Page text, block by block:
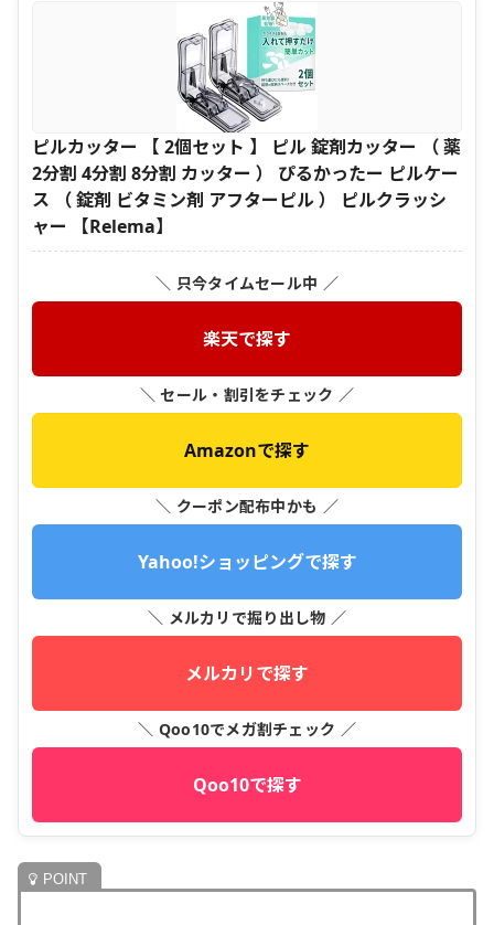
ピルカッター 【 2個セット 】 ピル 錠剤カッター （ 薬
2分割 4分割 8分割 カッター ） ぴるかったー ピルケー
ス （ 錠剤 ビタミン剤 アフターピル ） ピルクラッシ
ャー 【Relema】
＼ 只今タイムセール中 ／
楽天で探す
＼ セール・割引をチェック ／
Amazonで探す
＼ クーポン配布中かも ／
Yahoo!ショッピングで探す
＼ メルカリで掘り出し物 ／
メルカリで探す
＼ Qoo10でメガ割チェック ／
Qoo10で探す